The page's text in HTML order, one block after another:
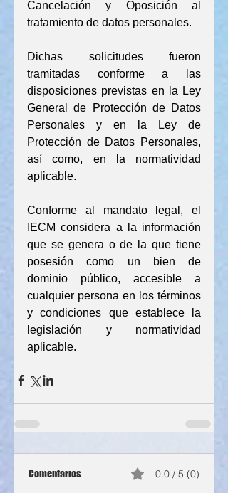
Cancelación y Oposición al
tratamiento de datos personales.
Dichas solicitudes fueron
tramitadas conforme a las
disposiciones previstas en la Ley
General de Protección de Datos
Personales y en la Ley de
Protección de Datos Personales,
así como, en la normatividad
aplicable.
Conforme al mandato legal, el
IECM considera a la información
que se genera o de la que tiene
posesión como un bien de
dominio público, accesible a
cualquier persona en los términos
y condiciones que establece la
legislación y normatividad
aplicable.
Comentarios 0.0 / 5 (0)